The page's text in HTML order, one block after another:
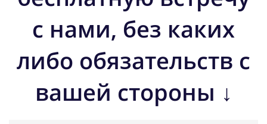
с нами, без каких
либо обязательств с
вашей стороны ↓